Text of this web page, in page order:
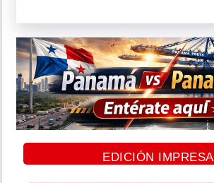
EDICIÓN IMPRESA